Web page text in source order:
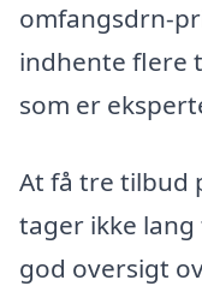
omfangsdrn-
indhente flere
som er
At få tre tilbud
tager ikke
god oversigt